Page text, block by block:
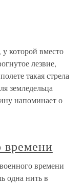
у которой вместо
лезвие,
такая стрела
земледельца
напоминает о
времени
времени
одна нить в